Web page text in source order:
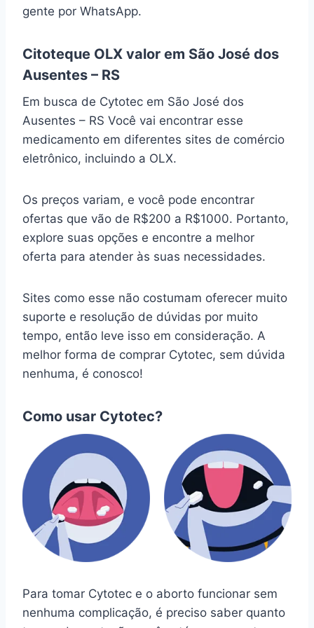
gente por WhatsApp.
Citoteque OLX valor em São José dos
Ausentes – RS
Em busca de Cytotec em São José dos
Ausentes – RS Você vai encontrar esse
medicamento em diferentes sites de comércio
eletrônico, incluindo a OLX.
Os preços variam, e você pode encontrar
ofertas que vão de R$200 a R$1000. Portanto,
explore suas opções e encontre a melhor
oferta para atender às suas necessidades.
Sites como esse não costumam oferecer muito
suporte e resolução de dúvidas por muito
tempo, então leve isso em consideração. A
melhor forma de comprar Cytotec, sem dúvida
nenhuma, é conosco!
Como usar Cytotec?
Para tomar Cytotec e o aborto funcionar sem
nenhuma complicação, é preciso saber quanto